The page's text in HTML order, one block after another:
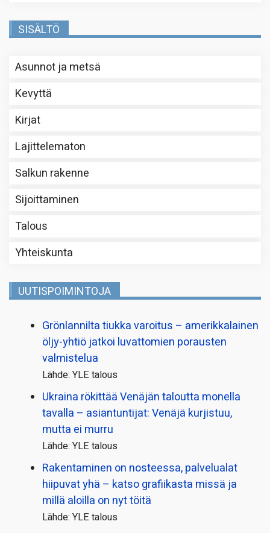
SISÄLTÖ
Asunnot ja metsä
Kevyttä
Kirjat
Lajittelematon
Salkun rakenne
Sijoittaminen
Talous
Yhteiskunta
UUTISPOIMINTOJA
Grönlannilta tiukka varoitus – amerikkalainen
öljy-yhtiö jatkoi luvattomien porausten
valmistelua
Lähde: YLE talous
Ukraina rökittää Venäjän taloutta monella
tavalla – asiantuntijat: Venäjä kurjistuu,
mutta ei murru
Lähde: YLE talous
Rakentaminen on nosteessa, palvelualat
hiipuvat yhä – katso grafiikasta missä ja
millä aloilla on nyt töitä
Lähde: YLE talous